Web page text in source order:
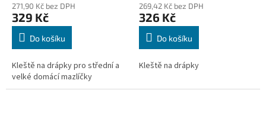
271,90 Kč bez DPH
329 Kč
Do košíku
Kleště na drápky pro střední a
velké domácí mazlíčky
269,42 Kč bez DPH
326 Kč
Do košíku
Kleště na drápky